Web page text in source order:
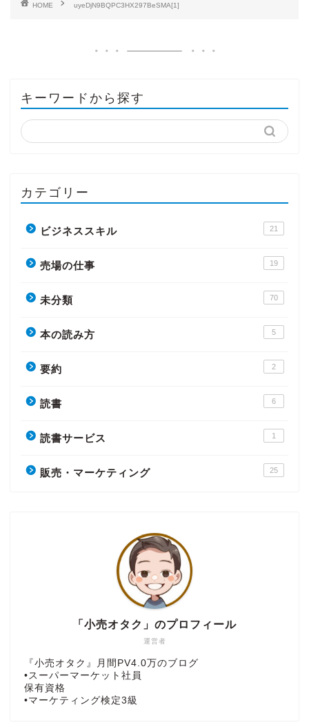
HOME uyeDjN9BQPC3HX297BeSMA[1]
キーワードから探す
カテゴリー
ビジネススキル 21
売場の仕事 19
未分類 70
本の読み方 5
要約 2
読書 6
読書サービス 1
販売・マーケティング 25
運営者
「小売オタク」のプロフィール
『小売オタク』月間PV4.0万のブログ
•スーパーマーケット社員
保有資格
•マーケティング検定3級